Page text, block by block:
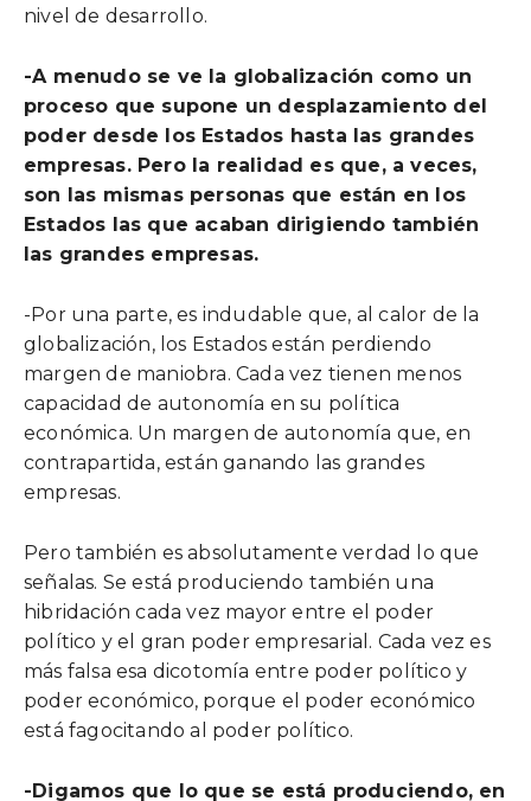
nivel de desarrollo.
-A menudo se ve la globalización como un
proceso que supone un desplazamiento del
poder desde los Estados hasta las grandes
empresas. Pero la realidad es que, a veces,
son las mismas personas que están en los
Estados las que acaban dirigiendo también
las grandes empresas.
-Por una parte, es indudable que, al calor de la
globalización, los Estados están perdiendo
margen de maniobra. Cada vez tienen menos
capacidad de autonomía en su política
económica. Un margen de autonomía que, en
contrapartida, están ganando las grandes
empresas.
Pero también es absolutamente verdad lo que
señalas. Se está produciendo también una
hibridación cada vez mayor entre el poder
político y el gran poder empresarial. Cada vez es
más falsa esa dicotomía entre poder político y
poder económico, porque el poder económico
está fagocitando al poder político.
-Digamos que lo que se está produciendo, en